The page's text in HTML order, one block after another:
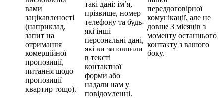
вами
зацікавленості
(наприклад,
запит на
отримання
комерційної
пропозиції,
питання щодо
пропозиції
квартир тощо).
такі дані: ім’я,
прізвище, номер
телефону та будь-
які інші
персональні дані,
які ви заповнили
в тексті
контактної
форми або
надали нам у
повідомленні.
переддоговірної
комунікації, але не
довше 3 місяців з
моменту останнього
контакту з вашого
боку.